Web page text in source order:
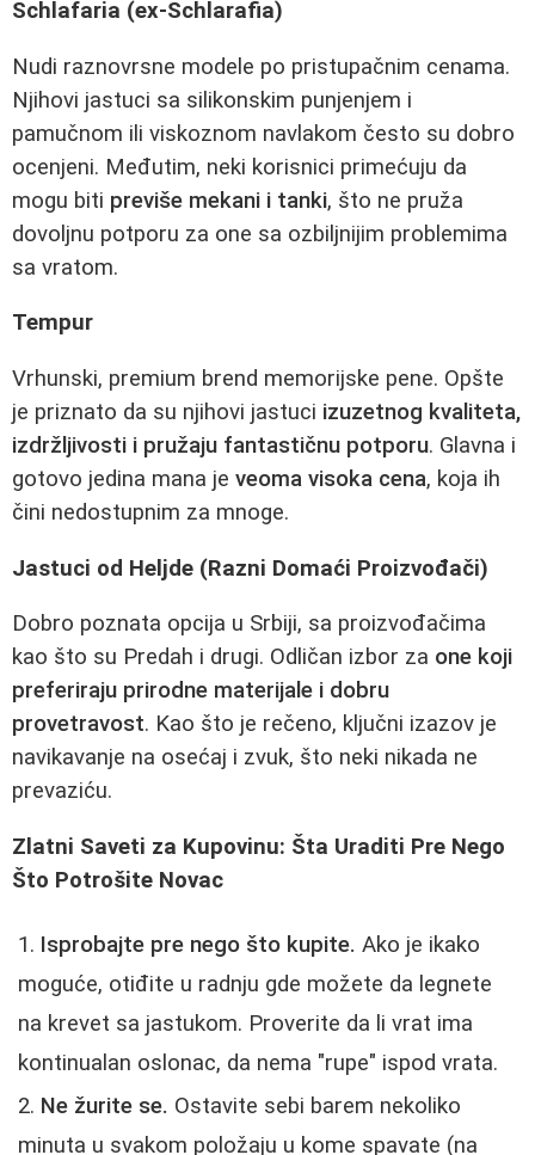
Schlafaria (ex-Schlarafia)
Nudi raznovrsne modele po pristupačnim cenama.
Njihovi jastuci sa silikonskim punjenjem i
pamučnom ili viskoznom navlakom često su dobro
ocenjeni. Međutim, neki korisnici primećuju da
mogu biti previše mekani i tanki, što ne pruža
dovoljnu potporu za one sa ozbiljnijim problemima
sa vratom.
Tempur
Vrhunski, premium brend memorijske pene. Opšte
je priznato da su njihovi jastuci izuzetnog kvaliteta,
izdržljivosti i pružaju fantastičnu potporu. Glavna i
gotovo jedina mana je veoma visoka cena, koja ih
čini nedostupnim za mnoge.
Jastuci od Heljde (Razni Domaći Proizvođači)
Dobro poznata opcija u Srbiji, sa proizvođačima
kao što su Predah i drugi. Odličan izbor za one koji
preferiraju prirodne materijale i dobru
provetravost. Kao što je rečeno, ključni izazov je
navikavanje na osećaj i zvuk, što neki nikada ne
prevaziću.
Zlatni Saveti za Kupovinu: Šta Uraditi Pre Nego
Što Potrošite Novac
Isprobajte pre nego što kupite. Ako je ikako
moguće, otiđite u radnju gde možete da legnete
na krevet sa jastukom. Proverite da li vrat ima
kontinualan oslonac, da nema "rupe" ispod vrata.
Ne žurite se. Ostavite sebi barem nekoliko
minuta u svakom položaju u kome spavate (na